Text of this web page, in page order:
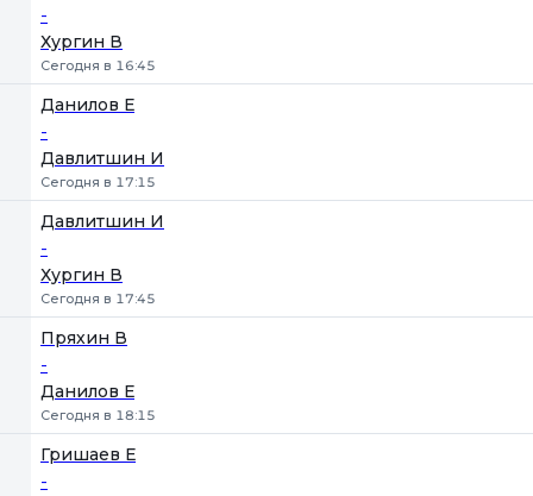
-
Хургин В
Сегодня в 16:45
Данилов Е
-
Давлитшин И
Сегодня в 17:15
Давлитшин И
-
Хургин В
Сегодня в 17:45
Пряхин В
-
Данилов Е
Сегодня в 18:15
Гришаев Е
-